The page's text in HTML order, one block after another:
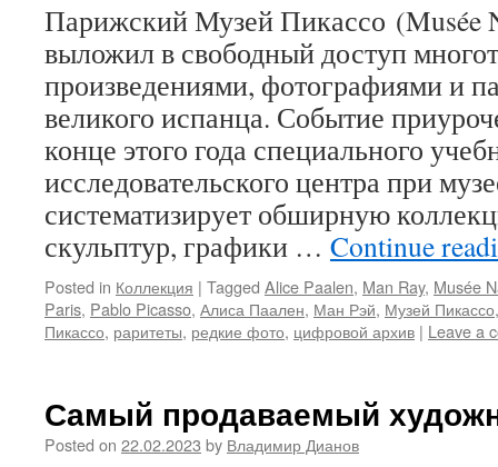
Парижский Музей Пикассо (Musée
выложил в свободный доступ
произведениями, фотографиями и
великого испанца. Событие
конце этого года специального
исследовательского центра при
систематизирует обширную
скульптур, графики … Continue
Posted in Коллекция | Tagged Alice Paalen, Man Ray, Musée
Paris, Pablo Picasso, Алиса Паален, Ман Рэй, Музей Пикассо
Пикассо, раритеты, редкие фото, цифровой архив | Leave a
Самый продаваемый
Posted on 22.02.2023 by Владимир Дианов